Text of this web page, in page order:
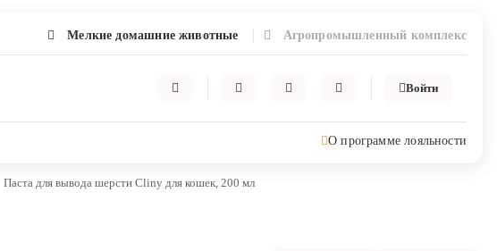
Мелкие домашние животные Агропромышленный комплекс
Войти
О программе лояльности
Паста для вывода шерсти Cliny для кошек, 200 мл